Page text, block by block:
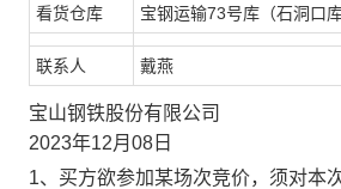
看货仓库 宝钢运输73号库（石洞口库
联系人 戴燕
宝山钢铁股份有限公司
2023年12月08日
1、买方欲参加某场次竞价，须对本